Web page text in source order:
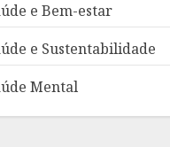
e Bem-estar
e Sustentabilidade
Mental